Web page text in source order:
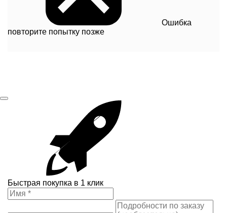
Ошибка
повторите попытку позже
Быстрая покупка в 1 клик